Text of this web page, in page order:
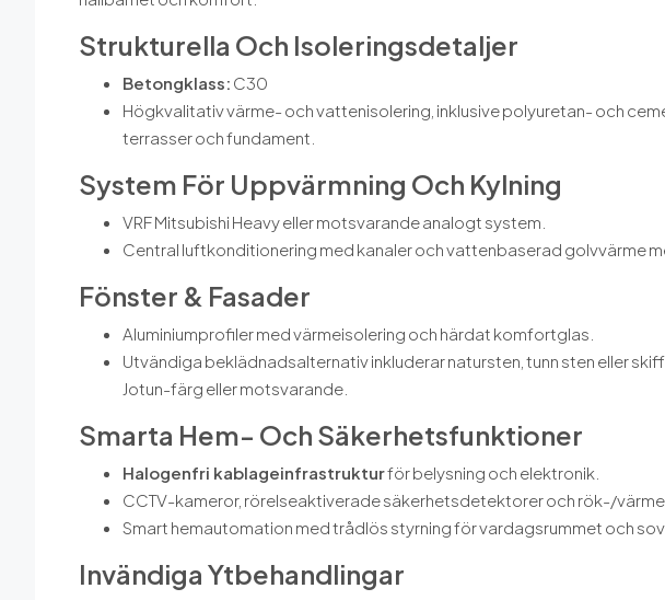
Strukturella Och Isoleringsdetaljer
Betongklass: C30
Högkvalitativ värme- och vattenisolering, inklusive polyuretan- och
terrasser och fundament.
System För Uppvärmning Och Kylning
VRF Mitsubishi Heavy eller motsvarande analogt system.
Central luftkonditionering med kanaler och vattenbaserad golvvärme
Fönster & Fasader
Aluminiumprofiler med värmeisolering och härdat komfortglas.
Utvändiga beklädnadsalternativ inkluderar natursten, tunn sten eller
Jotun-färg eller motsvarande.
Smarta Hem- Och Säkerhetsfunktioner
Halogenfri kablageinfrastrukturför belysning och elektronik.
CCTV-kameror, rörelseaktiverade säkerhetsdetektorer och rök-/
Smart hemautomation med trådlös styrning för vardagsrummet och
Invändiga Ytbehandlingar